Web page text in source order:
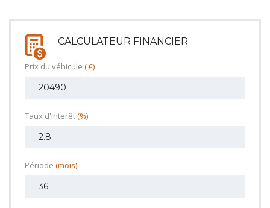
CALCULATEUR FINANCIER
Prix du véhicule ( €)
Taux d'interêt(%)
Période (mois)